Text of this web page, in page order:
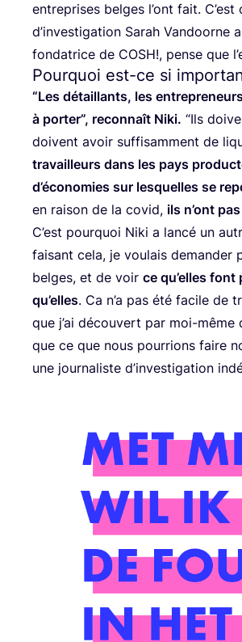
entre­prises belges l’ont fait.
d’investigation Sarah Van­doorne
fon­da­trice de COSH!, pense que
Pourquoi est-ce si
“Les détaillants, les
à por­ter”, recon­naît Niki. “Ils
doivent avoir suf­fi­sam­ment de
tra­vailleurs dans les pays
d’économies sur les­quelles se
en rai­son de la covid, ils n’ont
C’est pour­quoi Niki a lan­cé un
fai­sant cela, je vou­lais deman­der
belges, et de voir ce qu’elles
qu’elles. Ca n’a pas été facile de
que j’ai décou­vert par moi-même
que ce que nous pour­rions faire
une jour­na­liste d’investigation